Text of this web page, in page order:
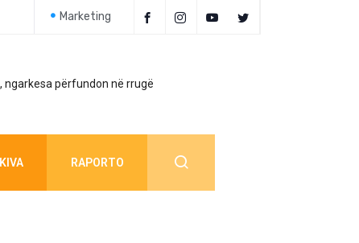
Marketing
ngarkesa përfundon në rrugë
RAPORTO